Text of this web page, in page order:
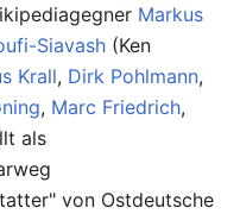
Markus
Siavash (Ken
Krall, Dirk Pohlmann,
, Marc Friedrich,
als
von Ostdeutsche